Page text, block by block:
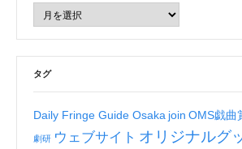
タグ
Daily Fringe Guide Osaka join OMS戯曲
劇研 ウェブサイト オリジナルグ